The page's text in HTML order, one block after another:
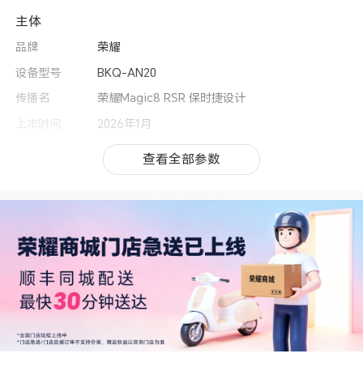
主体
品牌
荣耀
设备型号
BKQ-AN20
传播名
荣耀Magic8 RSR 保时捷设计
上市时间
2026年1月
MagicOS 10（基于Android 16）
MagicOS 10
MagicOS功能
YOYO智能体、AI换脸识别、AI翻译、魔方个性
化、魔法形象、互动主题、AI文档、YOYO记忆、
AI笔记、灵动胶囊、魔法锁屏、荣耀任意门、全屏
熄屏显示、智慧摆台、桌面大文件夹自定义、平行
空间、个人事务中心、YOYO助理、个性化锁屏、
反诈防火墙、隔空滑动屏幕、隔空截屏、气息唤
醒、YOYO建议、Magic 文本、OS Turbo X、G
PU Turbo X、智慧互联、智慧运存、语音控制呼
叫、多屏协同、电脑模式、智慧视觉、智慧识屏、
全屏翻译、语音翻译、AI字幕、智慧多窗、深色模
式、电子书模式、状态互动AOD、纯净文件管
理、注视不熄屏、注视来电音量减弱、荣耀分享、
查看全部参数
查看全部参数